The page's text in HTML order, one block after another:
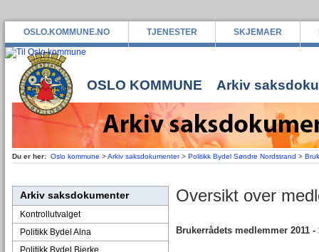
OSLO.KOMMUNE.NO TJENESTER SKJEMAER
OSLO KOMMUNE Arkiv
Du er her: Oslo kommune >Arkiv saksdokumenter> Politikk Bydel Søndre Nordstrand >
Arkiv saksdokumenter
Kontrollutvalget
Politikk Bydel Alna
Politikk Bydel Bjerke
Oversikt over
Brukerrådets medlemmer 2011 -